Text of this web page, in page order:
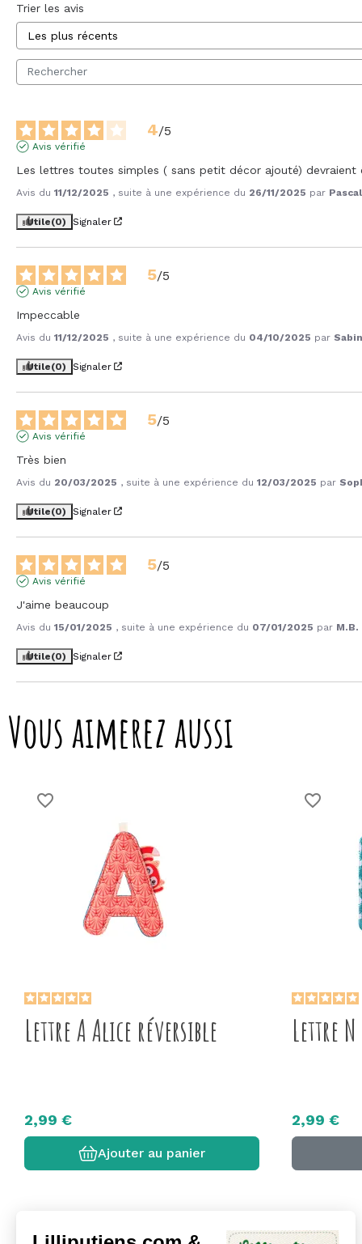
Trier les avis
4/5
Avis vérifié
Les lettres toutes simples ( sans petit décor ajouté) devraient
Avis du 11/12/2025 , suite à une expérience du 26/11/2025 par
Utile(0) Signaler
5/5
Avis vérifié
Impeccable
Avis du 11/12/2025 , suite à une expérience du 04/10/2025 par
Utile(0) Signaler
5/5
Avis vérifié
Très bien
Avis du 20/03/2025 , suite à une expérience du 12/03/2025 par
Utile(0) Signaler
5/5
Avis vérifié
J'aime beaucoup
Avis du 15/01/2025 , suite à une expérience du 07/01/2025 par M.B.
Utile(0) Signaler
Vous aimerez aussi
favorite_border
Lettre A Alice réversible
2,99 €
Ajouter au panier
favorite_border
Lettre N
2,99 €